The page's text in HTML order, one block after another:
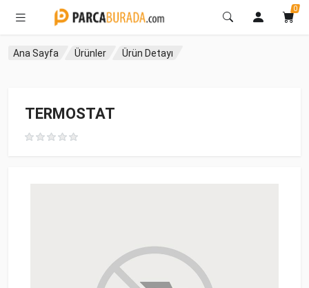
0
Ana Sayfa Ürünler Ürün Detayı
TERMOSTAT